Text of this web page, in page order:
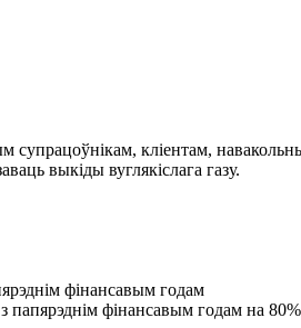
кліентам,
выкіды вуглякіслага газу.
фінансавым годам
папярэднім фінансавым годам на 80%